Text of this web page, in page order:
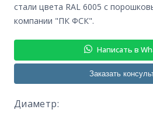
стали цвета RAL 6005 с
компании "ПК ФСК".
Написать в
Заказать
Диаметр: